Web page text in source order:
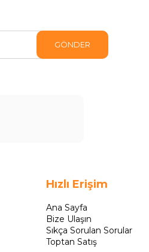
GÖNDER
Hızlı Erişim
Ana Sayfa
Bize Ulaşın
Sıkça Sorulan Sorular
Toptan Satış